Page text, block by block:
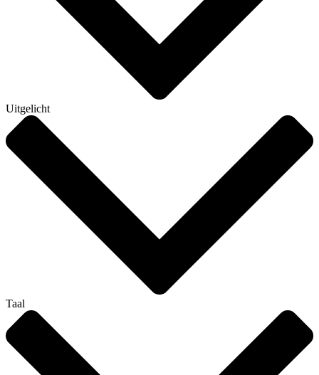
Uitgelicht
Taal